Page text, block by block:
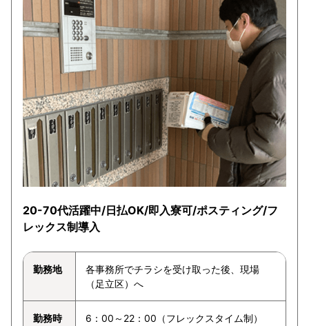
20-70代活躍中/日払OK/即入寮可/ポスティング/フ
レックス制導入
勤務地
各事務所でチラシを受け取った後、現場
（足立区）へ
勤務時
6：00～22：00（フレックスタイム制）